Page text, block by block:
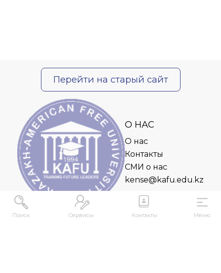
Поиск Сервисы Контакты Меню
Перейти на старый сайт
О НАС
О нас
Контакты
СМИ о нас
kense@kafu.edu.kz